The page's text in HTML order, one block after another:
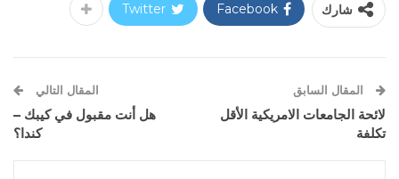
شارك Facebook
Twitter
المقال السابق
لائحة الجامعات الامريكية الأقل
تكلفة
المقال التالي
هل أنت مقبول في كيبك –
كندا؟